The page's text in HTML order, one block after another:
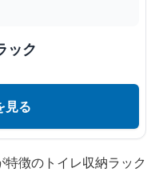
ック
見る
徴のトイレ収納ラック